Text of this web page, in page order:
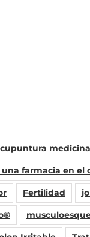
farmacia en el
Fertilidad